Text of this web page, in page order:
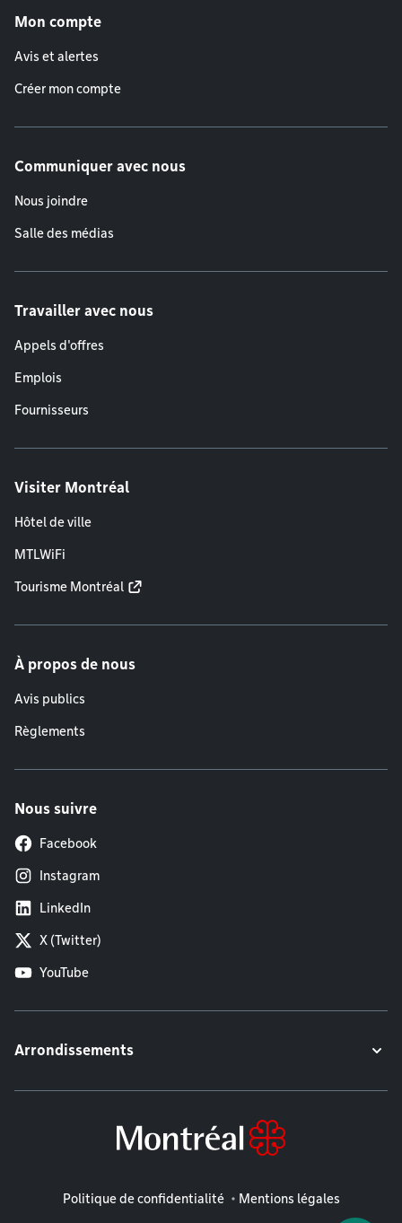
Mon compte
Avis et alertes
Créer mon compte
Communiquer avec nous
Nous joindre
Salle des médias
Travailler avec nous
Appels d'offres
Emplois
Fournisseurs
Visiter Montréal
Hôtel de ville
MTLWiFi
Tourisme Montréal
À propos de nous
Avis publics
Règlements
Nous suivre
Facebook
Instagram
LinkedIn
X (Twitter)
YouTube
Arrondissements
Mentions légales
Politique de confidentialité Mentions légales